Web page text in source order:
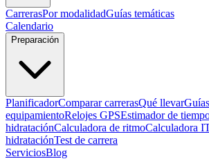
CarrerasPor modalidadGuías temáticas
Calendario
Preparación
PlanificadorComparar carrerasQué llevar
equipamientoRelojes GPSEstimador de
hidrataciónCalculadora de ritmoCalculadora
hidrataciónTest de carrera
ServiciosBlog